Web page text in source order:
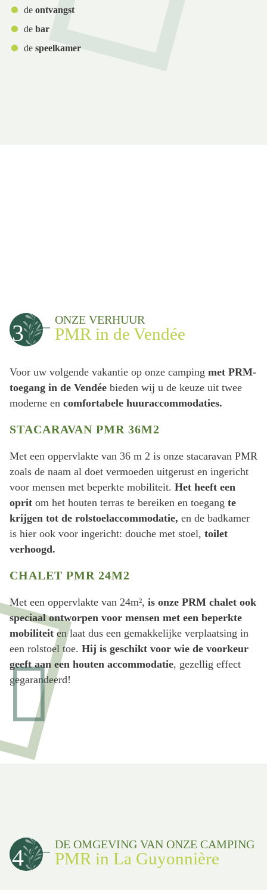
de ontvangst
de bar
de speelkamer
3 ONZE VERHUUR
PMR in de Vendée
Voor uw volgende vakantie op onze camping met PRM-
toegang in de Vendée bieden wij u de keuze uit twee
moderne en comfortabele huuraccommodaties.
STACARAVAN PMR 36M2
Met een oppervlakte van 36 m 2 is onze stacaravan PMR
zoals de naam al doet vermoeden uitgerust en ingericht
voor mensen met beperkte mobiliteit. Het heeft een
oprit om het houten terras te bereiken en toegang te
krijgen tot de rolstoelaccommodatie, en de badkamer
is hier ook voor ingericht: douche met stoel, toilet
verhoogd.
CHALET PMR 24M2
Met een oppervlakte van 24m², is onze PRM chalet ook
speciaal ontworpen voor mensen met een beperkte
mobiliteit en laat dus een gemakkelijke verplaatsing in
een rolstoel toe. Hij is geschikt voor wie de voorkeur
geeft aan een houten accommodatie, gezellig effect
gegarandeerd!
4 DE OMGEVING VAN ONZE CAMPING
PMR in La Guyonnière